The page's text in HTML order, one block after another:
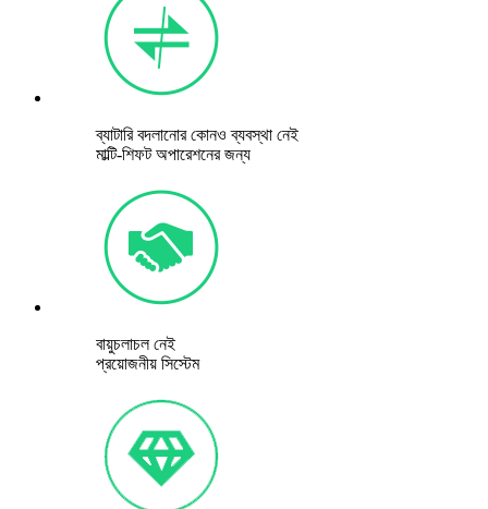
ব্যাটারি বদলানোর কোনও ব্যবস্থা নেই
মাল্টি-শিফট অপারেশনের জন্য
বায়ুচলাচল নেই
প্রয়োজনীয় সিস্টেম